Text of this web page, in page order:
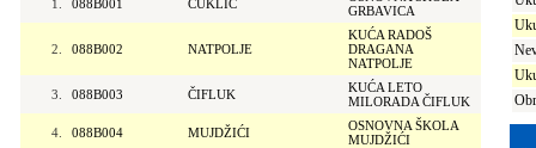
1. 088B001 ČUKLIĆ
GRBAVICA
2. 088B002 NATPOLJE
KUĆA RADOŠ
DRAGANA
NATPOLJE
3. 088B003 ČIFLUK
KUĆA LETO
MILORADA ČIFLUK
4. 088B004 MUJDŽIĆI
OSNOVNA ŠKOLA
MUJDŽIĆI